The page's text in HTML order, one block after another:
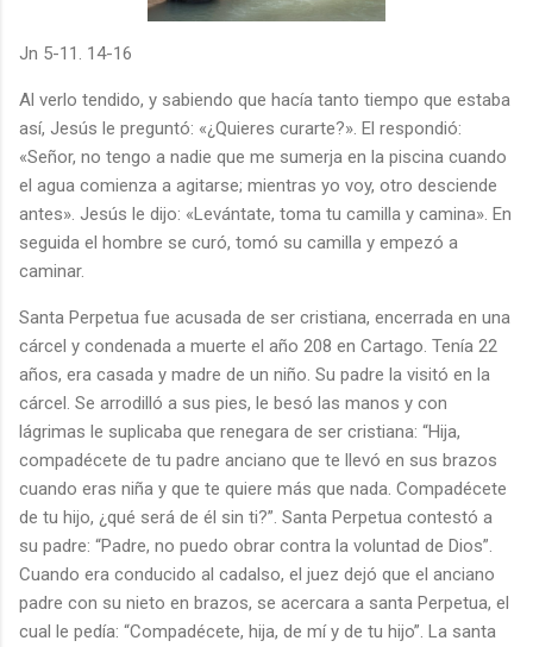
Jn 5-11. 14-16
Al verlo tendido, y sabiendo que hacía tanto tiempo que estaba
así, Jesús le preguntó: «¿Quieres curarte?». El respondió:
«Señor, no tengo a nadie que me sumerja en la piscina cuando
el agua comienza a agitarse; mientras yo voy, otro desciende
antes». Jesús le dijo: «Levántate, toma tu camilla y camina». En
seguida el hombre se curó, tomó su camilla y empezó a
caminar.
Santa Perpetua fue acusada de ser cristiana, encerrada en una
cárcel y condenada a muerte el año 208 en Cartago. Tenía 22
años, era casada y madre de un niño. Su padre la visitó en la
cárcel. Se arrodilló a sus pies, le besó las manos y con
lágrimas le suplicaba que renegara de ser cristiana: “Hija,
compadécete de tu padre anciano que te llevó en sus brazos
cuando eras niña y que te quiere más que nada. Compadécete
de tu hijo, ¿qué será de él sin ti?”. Santa Perpetua contestó a
su padre: “Padre, no puedo obrar contra la voluntad de Dios”.
Cuando era conducido al cadalso, el juez dejó que el anciano
padre con su nieto en brazos, se acercara a santa Perpetua, el
cual le pedía: “Compadécete, hija, de mí y de tu hijo”. La santa